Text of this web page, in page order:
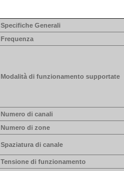
Specifiche Generali
Frequenza
Modalità di funzionamento supportate
Numero di canali
Numero di zone
Spaziatura di canale
Tensione di funzionamento